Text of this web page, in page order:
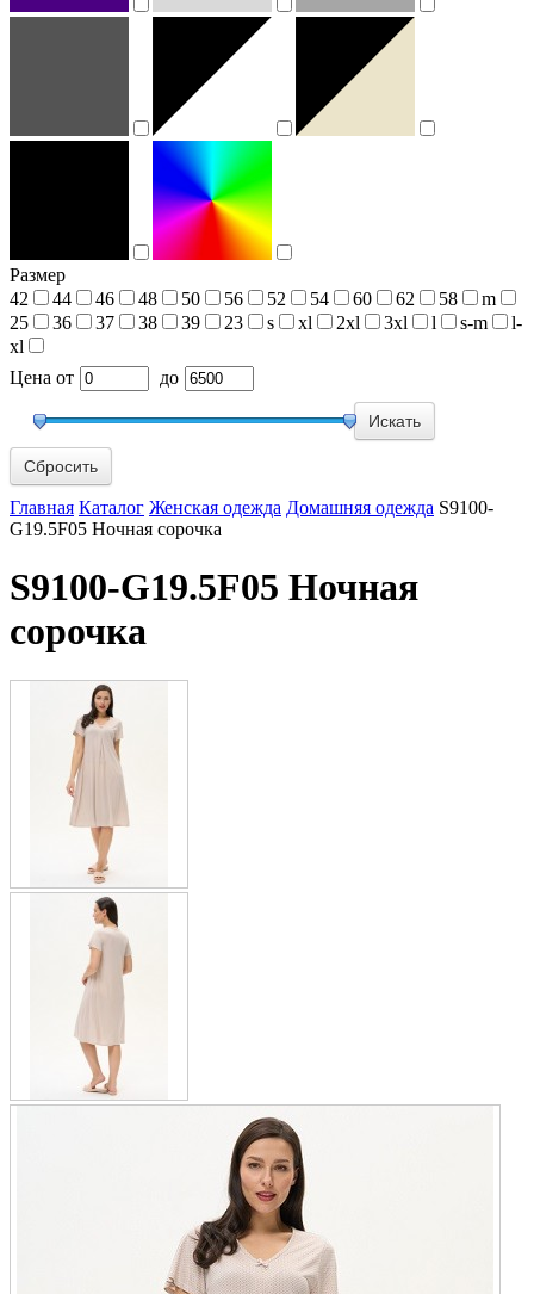
Размер
42
44 46 48 50 56 52 54 60 62 58
m
25
36 37 38 39 23 s xl 2xl 3xl l s-m
l-
xl
Цена от до
Сбросить
Главная Каталог Женская одежда Домашняя одежда S9100-
G19.5F05 Ночная сорочка
S9100-G19.5F05 Ночная
сорочка